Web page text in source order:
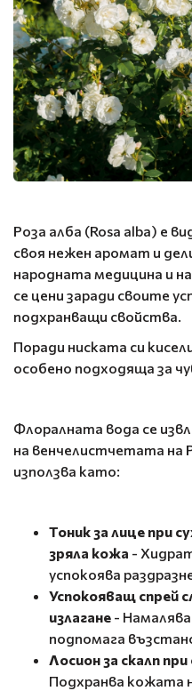
Роза алба (Rosa alba) е
своя нежен аромат и
народната медицина и
се цени заради своите
подхранващи свойства.
Поради ниската си
особено подходяща за
Флоралната вода се
на венчелистчетата на
използва като:
Тоник за лице при
зряла кожа -
успокоява
Успокояващ спрей
излагане -
подпомага
Лосион за скалп
Подхранва кожата